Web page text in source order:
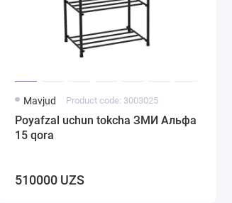
Mavjud Product code: 3003025
Poyafzal uchun tokcha ЗМИ Альфа
15 qora
510000 UZS